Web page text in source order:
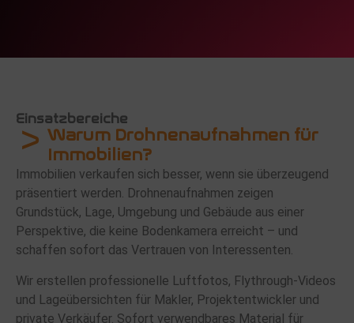
Einsatzbereiche
Warum Drohnenaufnahmen für
Immobilien?
Immobilien verkaufen sich besser, wenn sie überzeugend
präsentiert werden. Drohnenaufnahmen zeigen
Grundstück, Lage, Umgebung und Gebäude aus einer
Perspektive, die keine Bodenkamera erreicht – und
schaffen sofort das Vertrauen von Interessenten.
Wir erstellen professionelle Luftfotos, Flythrough-Videos
und Lageübersichten für Makler, Projektentwickler und
private Verkäufer. Sofort verwendbares Material für